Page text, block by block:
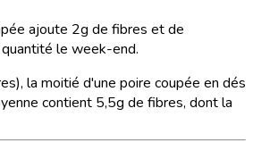
ajoute 2g de fibres et de
le week-end.
la moitié d'une poire coupée en dés
contient 5,5g de fibres, dont la